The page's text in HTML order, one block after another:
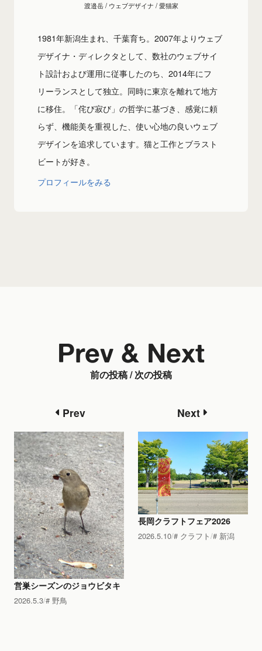
渡邉岳 / ウェブデザイナ / 愛猫家
1981年新潟生まれ、千葉育ち。2007年よりウェブ
デザイナ・ディレクタとして、数社のウェブサイ
ト設計および運用に従事したのち、2014年にフ
リーランスとして独立。同時に東京を離れて地方
に移住。「侘び寂び」の哲学に基づき、感覚に頼
らず、機能美を重視した、使い心地の良いウェブ
デザインを追求しています。猫と工作とブラスト
ビートが好き。
プロフィールをみる
前の投稿 / 次の投稿
Prev & Next
Prev
営巣シーズンのジョウビタキ
2026.5.3 野鳥
Next
長岡クラフトフェア2026
2026.5.10 クラフト 新潟